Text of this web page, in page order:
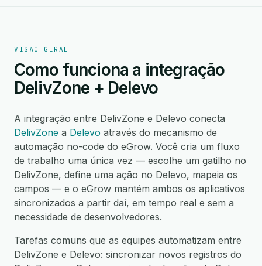
VISÃO GERAL
Como funciona a integração
DelivZone + Delevo
A integração entre DelivZone e Delevo conecta
DelivZone a Delevo através do mecanismo de
automação no-code do eGrow. Você cria um fluxo
de trabalho uma única vez — escolhe um gatilho no
DelivZone, define uma ação no Delevo, mapeia os
campos — e o eGrow mantém ambos os aplicativos
sincronizados a partir daí, em tempo real e sem a
necessidade de desenvolvedores.
Tarefas comuns que as equipes automatizam entre
DelivZone e Delevo: sincronizar novos registros do